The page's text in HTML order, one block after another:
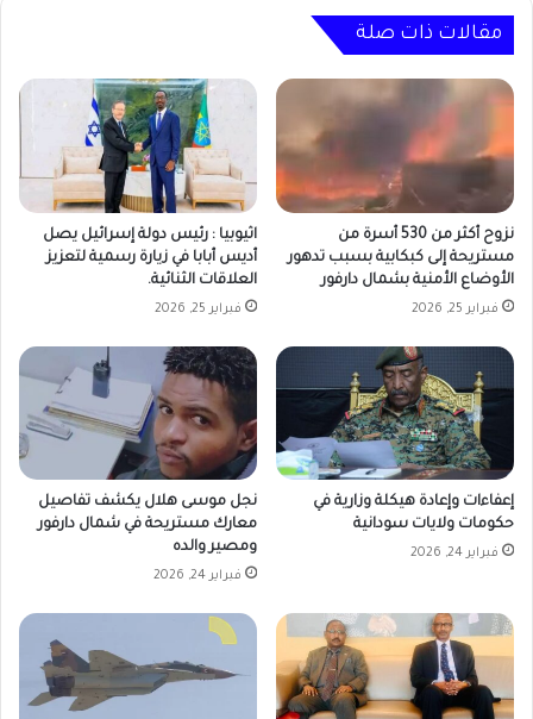
مقالات ذات صلة
نزوح أكثر من 530 أسرة من
مستريحة إلى كبكابية بسبب تدهور
الأوضاع الأمنية بشمال دارفور
فبراير 25, 2026
اثيوبيا : رئيس دولة إسرائيل يصل
أديس أبابا في زيارة رسمية لتعزيز
العلاقات الثنائية.
فبراير 25, 2026
إعفاءات وإعادة هيكلة وزارية في
حكومات ولايات سودانية
فبراير 24, 2026
نجل موسى هلال يكشف تفاصيل
معارك مستريحة في شمال دارفور
ومصير والده
فبراير 24, 2026